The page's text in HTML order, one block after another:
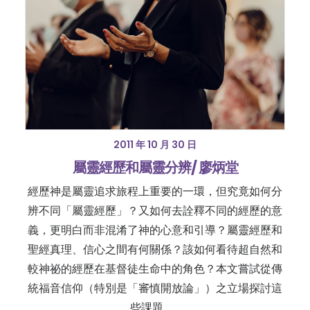
2011 年 10 月 30 日
屬靈經歷和屬靈分辨/ 廖炳堂
經歷神是屬靈追求旅程上重要的一環，但究竟如何分
辨不同「屬靈經歷」？又如何去詮釋不同的經歷的意
義，更明白而非混淆了神的心意和引導？屬靈經歷和
聖經真理、信心之間有何關係？該如何看待超自然和
較神祕的經歷在基督徒生命中的角色？本文嘗試從傳
統福音信仰（特別是「審慎開放論」）之立場探討這